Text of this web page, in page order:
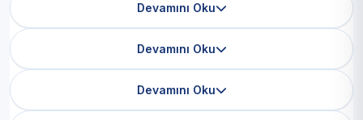
Devamını Oku
Devamını Oku
Devamını Oku